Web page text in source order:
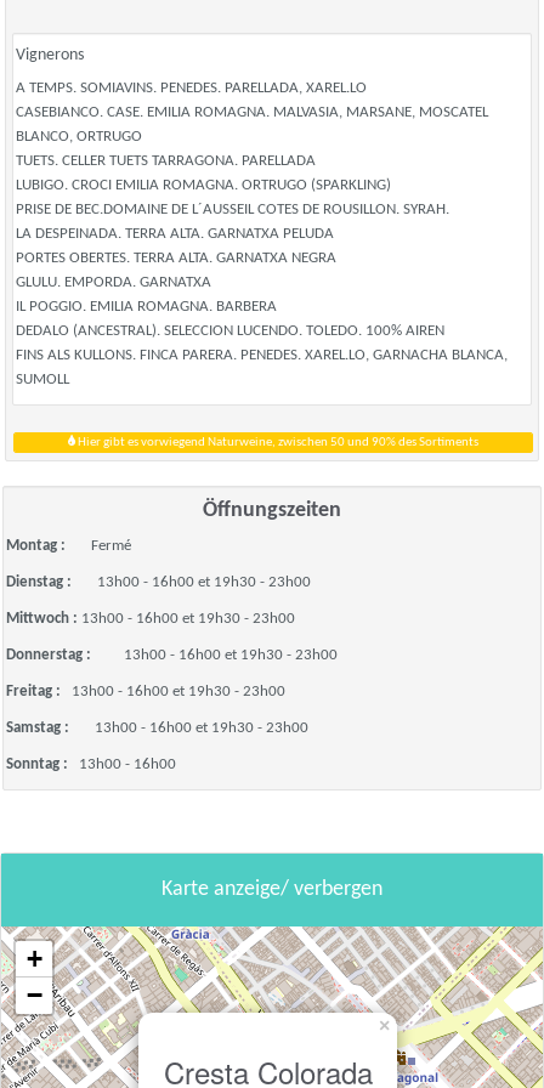
Vignerons
A TEMPS. SOMIAVINS. PENEDES. PARELLADA, XAREL.LO
CASEBIANCO. CASE. EMILIA ROMAGNA. MALVASIA, MARSANE, MOSCATEL
BLANCO, ORTRUGO
TUETS. CELLER TUETS TARRAGONA. PARELLADA
LUBIGO. CROCI EMILIA ROMAGNA. ORTRUGO (SPARKLING)
PRISE DE BEC.DOMAINE DE L´AUSSEIL COTES DE ROUSILLON. SYRAH.
LA DESPEINADA. TERRA ALTA. GARNATXA PELUDA
PORTES OBERTES. TERRA ALTA. GARNATXA NEGRA
GLULU. EMPORDA. GARNATXA
IL POGGIO. EMILIA ROMAGNA. BARBERA
DEDALO (ANCESTRAL). SELECCION LUCENDO. TOLEDO. 100% AIREN
FINS ALS KULLONS. FINCA PARERA. PENEDES. XAREL.LO, GARNACHA BLANCA,
SUMOLL
Hier gibt es vorwiegend Naturweine, zwischen 50 und 90% des Sortiments
Öffnungszeiten
Montag : Fermé
Dienstag : 13h00 - 16h00 et 19h30 - 23h00
Mittwoch : 13h00 - 16h00 et 19h30 - 23h00
Donnerstag : 13h00 - 16h00 et 19h30 - 23h00
Freitag : 13h00 - 16h00 et 19h30 - 23h00
Samstag : 13h00 - 16h00 et 19h30 - 23h00
Sonntag : 13h00 - 16h00
Karte anzeige/ verbergen
Cresta Colorada
×
+
−